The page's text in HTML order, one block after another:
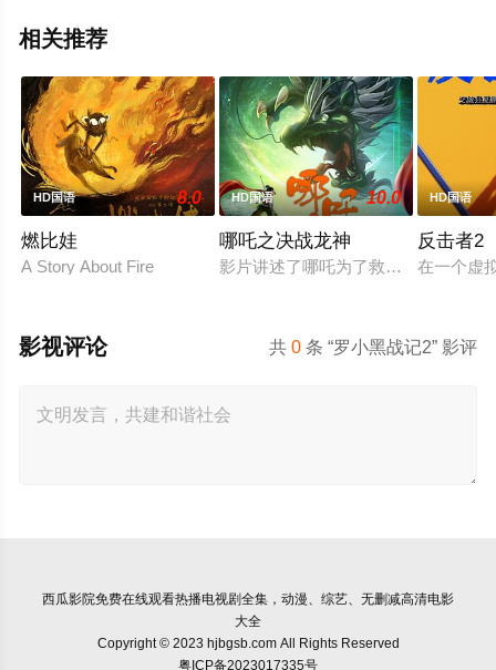
相关推荐
HD国语 8.0
燃比娃
A Story About Fire
HD国语 10.0
哪吒之决战龙神
影片讲述了哪吒为了救出活祭的小孩
HD国语
反击者2
在一个虚
共0 条 “罗小黑战记2” 影评
影视评论
西瓜影院免费在线观看热播电视剧全集，动漫、综艺、无删减高清电影
大全
Copyright © 2023 hjbgsb.com All Rights Reserved
粤ICP备2023017335号